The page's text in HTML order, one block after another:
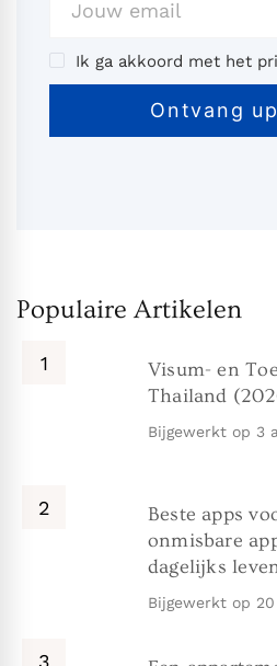
Ik ga akkoord met het
Populaire Artikelen
Visum- en
Thailand
Bijgewerkt op 3
Beste apps
onmisbare
dagelijks
Bijgewerkt op